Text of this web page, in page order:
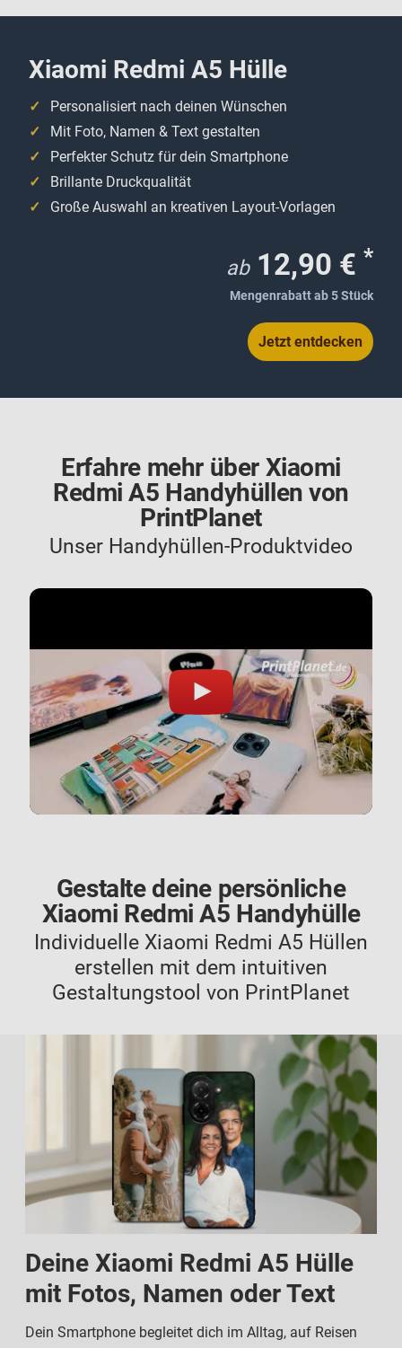
Xiaomi Redmi A5 Hülle
Personalisiert nach deinen Wünschen
Mit Foto, Namen & Text gestalten
Perfekter Schutz für dein Smartphone
Brillante Druckqualität
Große Auswahl an kreativen Layout-Vorlagen
ab 12,90 € *
Mengenrabatt ab 5 Stück
Jetzt entdecken
Erfahre mehr über Xiaomi
Redmi A5 Handyhüllen von
PrintPlanet
Unser Handyhüllen-Produktvideo
Gestalte deine persönliche
Xiaomi Redmi A5 Handyhülle
Individuelle Xiaomi Redmi A5 Hüllen
erstellen mit dem intuitiven
Gestaltungstool von PrintPlanet
Deine Xiaomi Redmi A5 Hülle
mit Fotos, Namen oder Text
Dein Smartphone begleitet dich im Alltag, auf Reisen